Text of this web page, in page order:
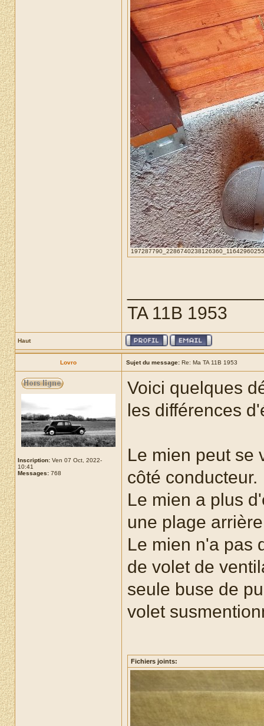
TA 11B 1953
Haut
Lovro Sujet du message: Re: Ma TA 11B 1953
Inscription: Ven 07 Oct, 2022-
10:41
Messages: 768
Voici quelques
les différences
Le mien peut se
côté conducteur.
Le mien a plus
une plage
Le mien n'a pas
de volet de
seule buse de
volet
Fichiers joints: